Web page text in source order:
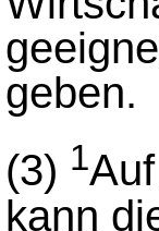
geben.
(3) 1
kann